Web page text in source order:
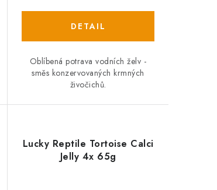
Oblíbená potrava vodních želv -
směs konzervovaných krmných
živočichů.
Lucky Reptile Tortoise Calci
Jelly 4x 65g